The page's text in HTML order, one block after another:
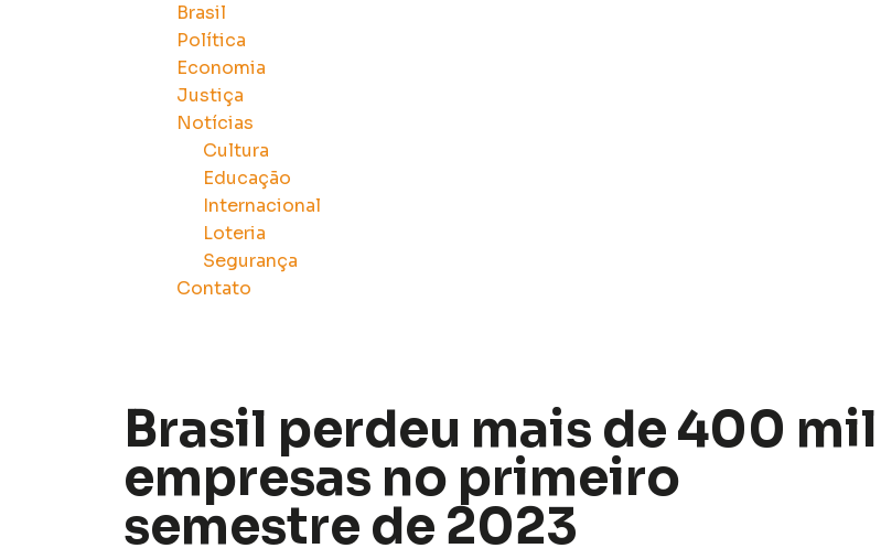
Brasil
Política
Economia
Justiça
Notícias
Cultura
Educação
Internacional
Loteria
Segurança
Contato
Brasil perdeu mais de 400 mil
empresas no primeiro
semestre de 2023